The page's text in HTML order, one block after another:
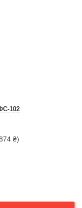
102
₴)